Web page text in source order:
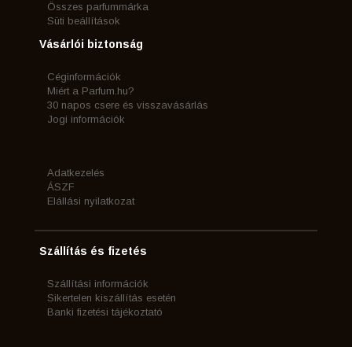
Összes parfummárka
Süti beállítások
Vásárlói biztonság
Céginformációk
Miért a Parfum.hu?
30 napos csere és visszavásárlás
Jogi információk
Adatkezelés
ÁSZF
Elállási nyilatkozat
Szállítás és fizetés
Szállítási információk
Sikertelen kiszállítás esetén
Banki fizetési tájékoztató